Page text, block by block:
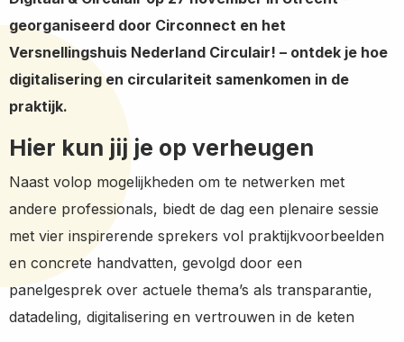
georganiseerd door Circonnect en het
Versnellingshuis Nederland Circulair! – ontdek je hoe
digitalisering en circulariteit samenkomen in de
praktijk.
Hier kun jij je op verheugen
Naast volop mogelijkheden om te netwerken met
andere professionals, biedt de dag een plenaire sessie
met vier inspirerende sprekers vol praktijkvoorbeelden
en concrete handvatten, gevolgd door een
panelgesprek over actuele thema’s als transparantie,
datadeling, digitalisering en vertrouwen in de keten